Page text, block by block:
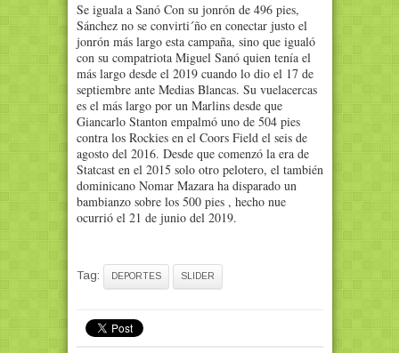
Se iguala a Sanó Con su jonrón de 496 pies,
Sánchez no se convirti´ño en conectar justo el
jonrón más largo esta campaña, sino que igualó
con su compatriota Miguel Sanó quien tenía el
más largo desde el 2019 cuando lo dio el 17 de
septiembre ante Medias Blancas. Su vuelacercas
es el más largo por un Marlins desde que
Giancarlo Stanton empalmó uno de 504 pies
contra los Rockies en el Coors Field el seis de
agosto del 2016. Desde que comenzó la era de
Statcast en el 2015 solo otro pelotero, el también
dominicano Nomar Mazara ha disparado un
bambianzo sobre los 500 pies , hecho nue
ocurrió el 21 de junio del 2019.
Tag: DEPORTES SLIDER